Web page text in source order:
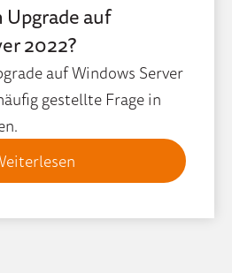
auf
2022?
auf Windows Server
gestellte Frage in